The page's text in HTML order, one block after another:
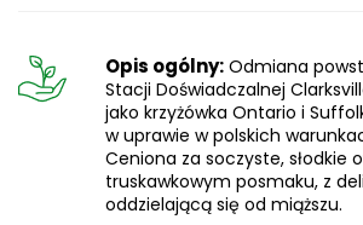
Opis ogólny: Odmiana
Stacji Doświadczalnej
jako krzyżówka Ontario i
w uprawie w polskich
Ceniona za soczyste, słodkie
truskawkowym posmaku, z
oddzielającą się od miąższu.